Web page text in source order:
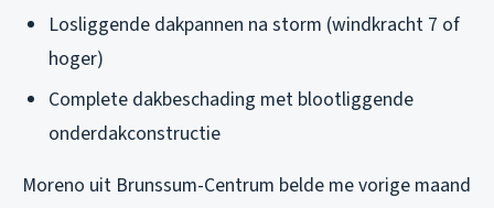
Losliggende dakpannen na storm (windkracht 7 of
hoger)
Complete dakbeschading met blootliggende
onderdakconstructie
Moreno uit Brunssum-Centrum belde me vorige maand